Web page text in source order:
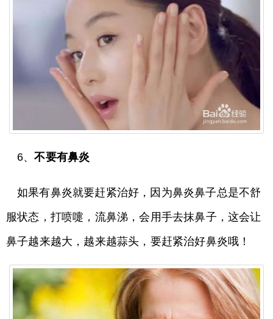
6、不要有鼻炎
如果有鼻炎就要赶紧治好，因为鼻炎鼻子总是不舒
服状态，打喷嚏，流鼻涕，会用手去抹鼻子，这会让
鼻子越来越大，越来越蒜头，要赶紧治好鼻炎哦！